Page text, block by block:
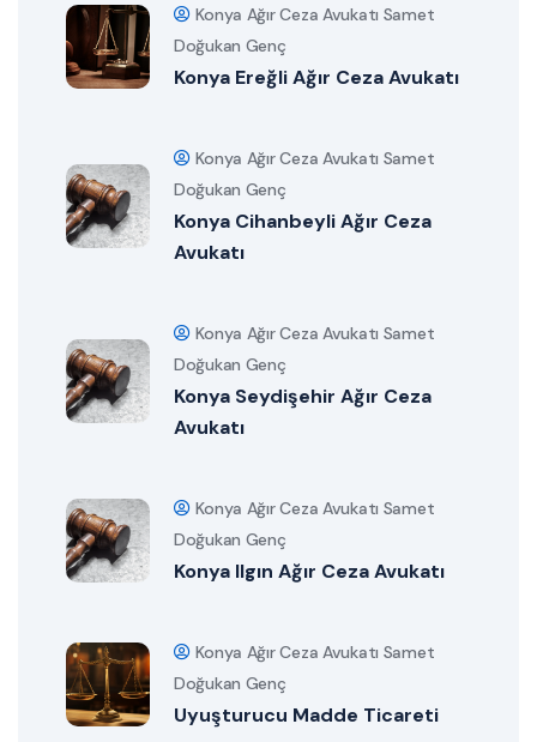
Konya Ağır Ceza Avukatı Samet
Doğukan Genç
Konya Ereğli Ağır Ceza Avukatı
Konya Ağır Ceza Avukatı Samet
Doğukan Genç
Konya Cihanbeyli Ağır Ceza
Avukatı
Konya Ağır Ceza Avukatı Samet
Doğukan Genç
Konya Seydişehir Ağır Ceza
Avukatı
Konya Ağır Ceza Avukatı Samet
Doğukan Genç
Konya Ilgın Ağır Ceza Avukatı
Konya Ağır Ceza Avukatı Samet
Doğukan Genç
Uyuşturucu Madde Ticareti